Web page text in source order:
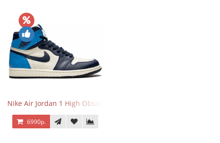
Nike Air Jordan 1 High Obsidian University Blue
6990р.